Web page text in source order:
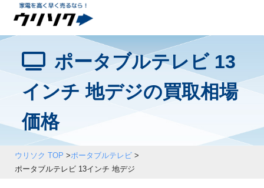
ポータブルテレビ 13
インチ 地デジの買取相場
価格
ウリソク TOP >ポータブルテレビ>
ポータブルテレビ 13インチ 地デジ